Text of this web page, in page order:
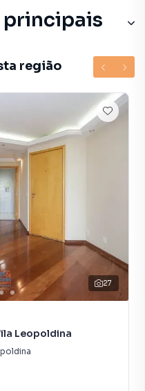
região
27
Leopoldina